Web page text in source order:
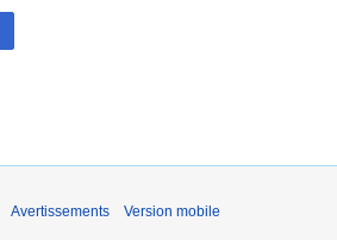
Avertissements Version mobile